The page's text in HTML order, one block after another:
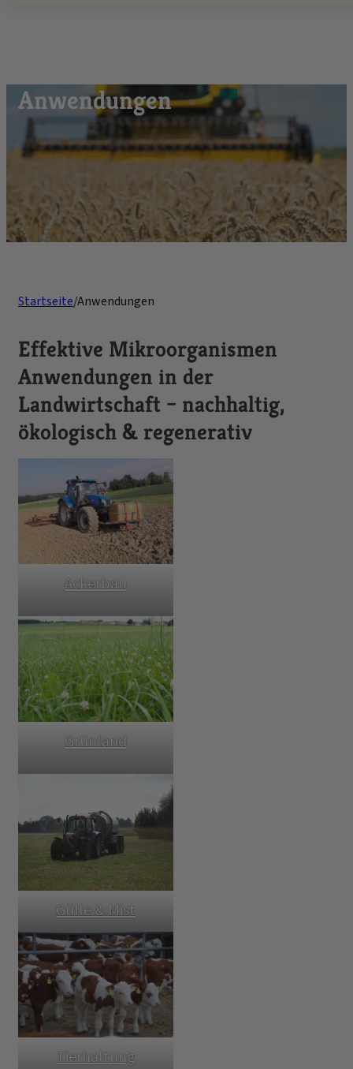
Anwendungen
Startseite/Anwendungen
Effektive Mikroorganismen
Anwendungen in der
Landwirtschaft – nachhaltig,
ökologisch & regenerativ
Ackerbau
Grünland
Gülle & Mist
Tierhaltung